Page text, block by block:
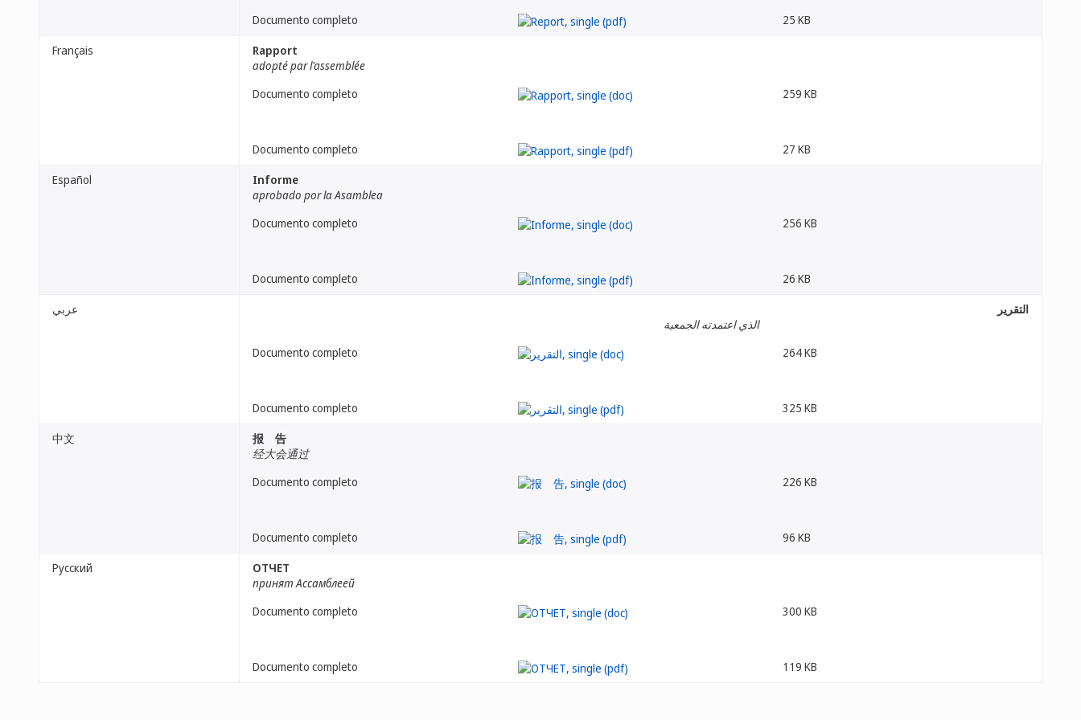
Documento completo 25 KB
Français
Rapport
adopté par l'assemblée
Documento completo
259 KB
Documento completo 27 KB
Español
Informe
aprobado por la Asamblea
Documento completo
256 KB
Documento completo 26 KB
عربي
التقرير
الذي اعتمدته الجمعية
Documento completo
264 KB
Documento completo 325 KB
中文
报 告
经大会通过
Documento completo
226 KB
Documento completo 96 KB
Русский
ОТЧЕТ
принят Ассамблеей
Documento completo
300 KB
Documento completo 119 KB